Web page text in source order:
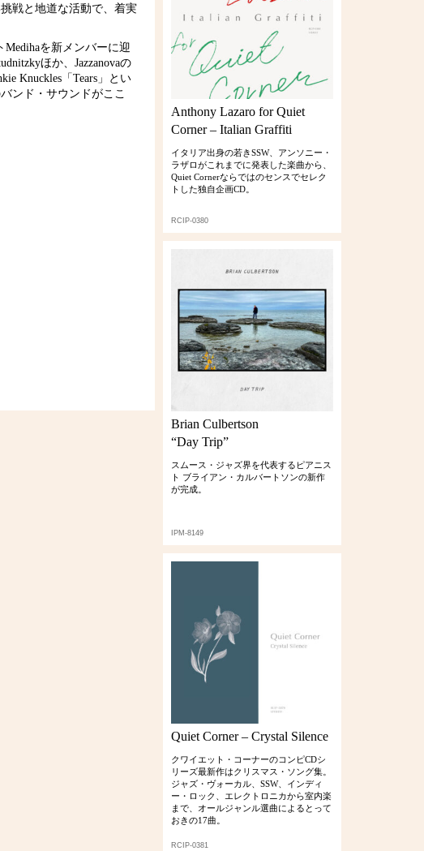
戦と地道な活動で、着実
を新メンバーに迎
ほか、Jazzanovaの
Knuckles「Tears」とい
ンド・サウンドがここ
Anthony Lazaro for Quiet
Corner – Italian Graffiti
イタリア出身の若きSSW、アンソニー・
ラザロがこれまでに発表した楽曲から、
Quiet Cornerならではのセンスでセレク
トした独自企画CD。
RCIP-0380
Brian Culbertson
“Day Trip”
スムース・ジャズ界を代表するピアニス
ト ブライアン・カルバートソンの新作
が完成。
IPM-8149
Quiet Corner – Crystal Silence
クワイエット・コーナーのコンピCDシ
リーズ最新作はクリスマス・ソング集。
ジャズ・ヴォーカル、SSW、インディ
ー・ロック、エレクトロニカから室内楽
まで、オールジャンル選曲によるとって
おきの17曲。
RCIP-0381